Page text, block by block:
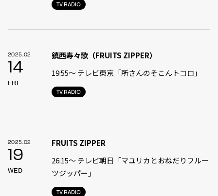
TV.RADIO
2025.02
14
FRI
TV.RADIO
鎮西寿々歌（FRUITS ZIPPER）
19:55〜 テレビ東京「所さんのそこんトコロ」
2025.02
19
WED
TV.RADIO
FRUITS ZIPPER
26:15～ テレビ朝日「マユリカとおねだりフルー
ツジッパー」